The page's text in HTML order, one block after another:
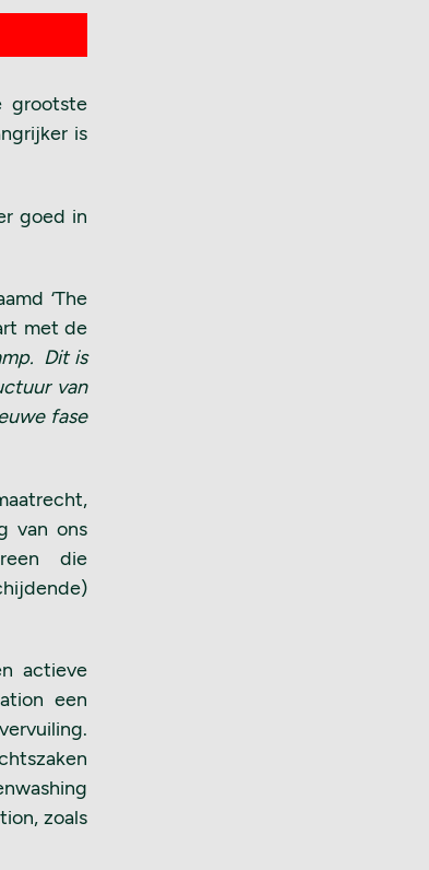
grootste
is
goed in
‘The
met de
Dit is
van
fase
van ons
die
actieve
een
zoals